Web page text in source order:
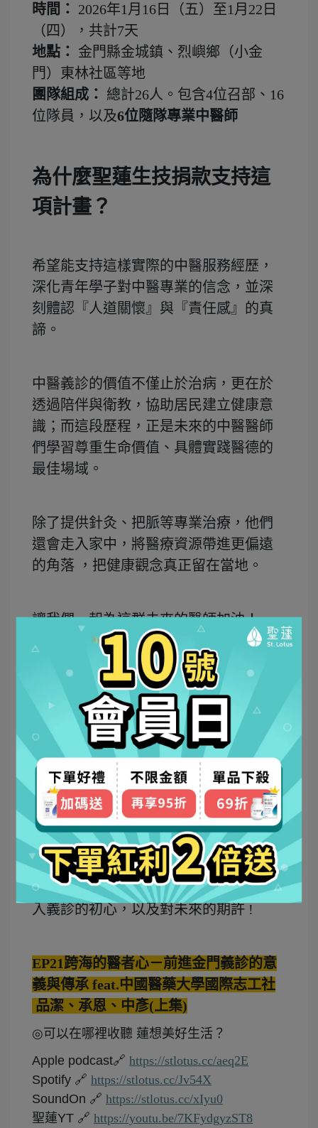
時間： 2026年1月16日（五）至1月22日
（四），共計7天
地點： 金門縣金城鎮、烈嶼鄉（小金
門）東林社區等地
團隊組成： 總計26人。包含4位召部、16
位隊員，以及6位隨隊專業中醫師
為什麼聖蓮生技捐款支持這
項計畫？
希望能支持這樣實際的中醫服務經歷，
深化青年學子對中醫專業的信念，並深
刻體認『人道關懷』與『責任感』的真
諦。
中醫義診的價值不僅止於治病，更在於
透過陪伴與衛教，協助居民建立健康意
識；而這段歷程，正是未來的中醫醫師
們學習尊重生命價值、具體實踐醫德的
最佳場域。
除了提供針灸、把脈等專業治療，他們
還會走入家中，將醫療資源帶進更偏遠
的角落 ，把健康觀念真正留在當地。
讓我們一起為這群未來的醫師加油！
如果你們也有興趣資助中醫
義診服務隊
歡迎到他們的粉專洽詢目前需要的資源
喔!
中國醫藥大學國際志工中醫醫療服務隊
歡迎收聽蓮想美好生活最新一集，主持
人會訪問中國醫藥大學國際志工中醫醫
療服務隊的三位負責同學，了解他們加
入義診的初心，以及對未來的期許 !
EP21跨海的醫者心－前進金門義診的意
義與傳承 feat.中國醫藥大學國際志工社
品潔、承恩、中彥(上集)
◎可以在哪裡收聽 蓮想美好生活？
Apple podcast🔗 https://stlotus.cc/aeq2E
Spotify 🔗 https://stlotus.cc/Jv54X
SoundOn 🔗 https://stlotus.cc/xIyu0
聖蓮YT 🔗 https://youtu.be/7KFydgyzST8